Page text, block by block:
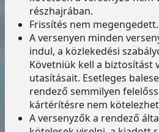
részhajrában.
Frissítés nem megengedett.
A versenyen minden
indul, a közlekedési
Követniük kell a biztosítást
utasításait. Esetleges
rendező semmilyen
kártérítésre nem
A versenyzők a rendező